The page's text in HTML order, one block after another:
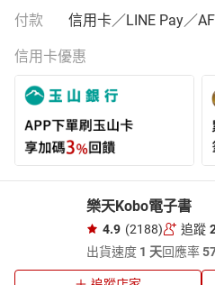
付款 信用卡／LINE Pay／
信用卡優惠
樂天Kobo電子書
4.9 (2188) 追蹤
出貨速度 1 天回應率